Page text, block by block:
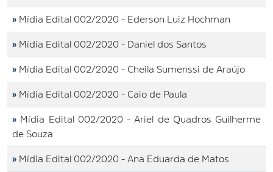
» Mídia Edital 002/2020 - Ederson Luiz Hochman
» Mídia Edital 002/2020 - Daniel dos Santos
» Mídia Edital 002/2020 - Cheila Sumenssi de Araújo
» Mídia Edital 002/2020 - Caio de Paula
» Mídia Edital 002/2020 - Ariel de Quadros Guilherme
de Souza
» Mídia Edital 002/2020 - Ana Eduarda de Matos